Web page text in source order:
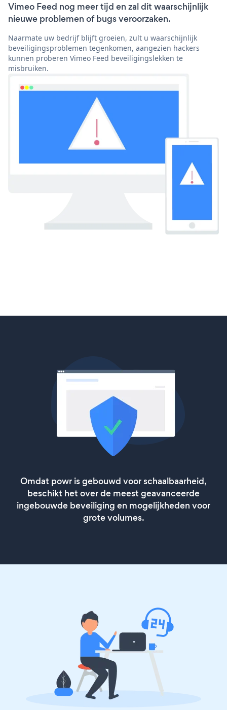
Vimeo Feed nog meer tijd en zal dit waarschijnlijk
nieuwe problemen of bugs veroorzaken.
Naarmate uw bedrijf blijft groeien, zult u waarschijnlijk
beveiligingsproblemen tegenkomen, aangezien hackers
kunnen proberen Vimeo Feed beveiligingslekken te
misbruiken.
Omdat powr is gebouwd voor schaalbaarheid,
beschikt het over de meest geavanceerde
ingebouwde beveiliging en mogelijkheden voor
grote volumes.